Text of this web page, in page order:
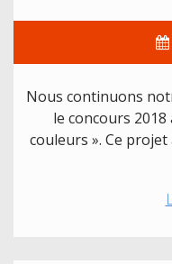
Nous continuons
le concours
couleurs ». Ce